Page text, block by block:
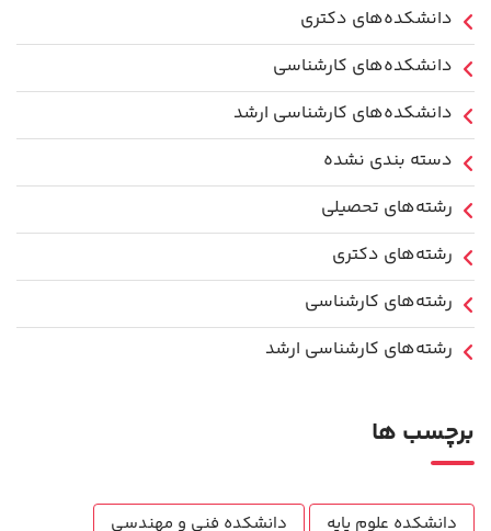
دانشکده‌های دکتری
دانشکده‌های کارشناسی
دانشکده‌های کارشناسی ارشد
دسته بندی نشده
رشته‌های تحصیلی
رشته‌های دکتری
رشته‌های کارشناسی
رشته‌های کارشناسی ارشد
برچسب ها
دانشکده علوم پایه دانشکده فنی و مهندسی